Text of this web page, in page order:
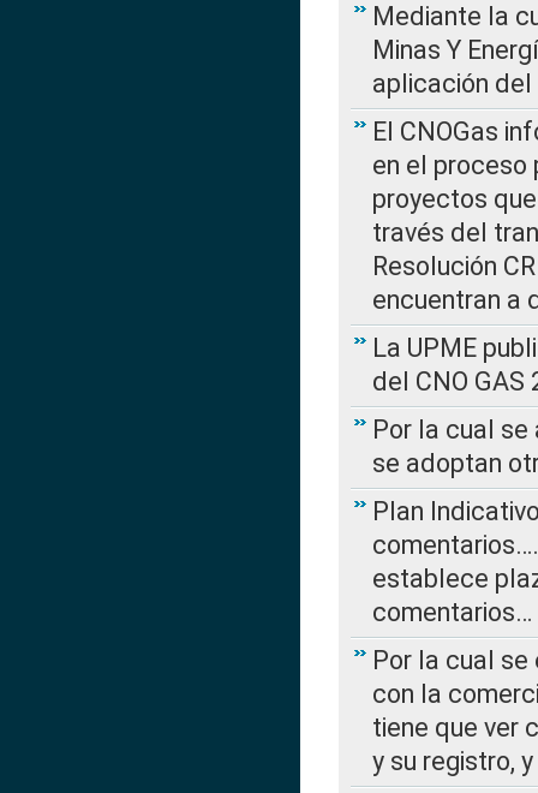
Mediante la
Minas Y
aplicación
El CNOGas
en el proceso
proyectos
través del
Resolución
encuentran a
La UPME
del CNO
Por la cual
se adoptan
Plan
establece
comentarios…
Por la cual
con la
tiene que ver
y su registro,